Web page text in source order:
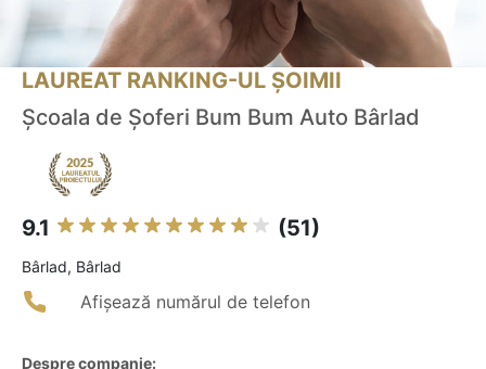
LAUREAT RANKING-UL ȘOIMII
Şcoala de Şoferi Bum Bum Auto Bârlad
9.1 (51)
Bârlad, Bârlad
Afișează numărul de telefon
Despre companie: